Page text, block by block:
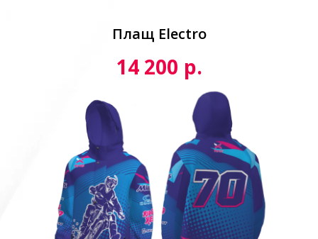
Плащ Electro
14 200 р.